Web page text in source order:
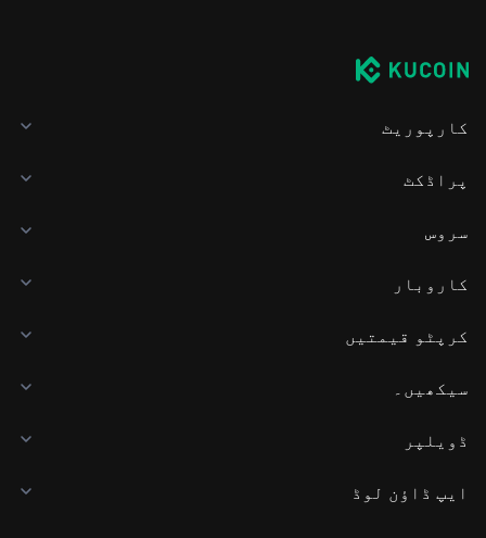
کارپوریٹ
پراڈکٹ
سروس
کاروبار
کرپٹو قیمتیں
سیکھیں۔
ڈویلپر
ایپ ڈاؤن لوڈ